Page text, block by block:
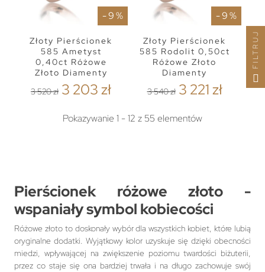
- 9 %
Złoty Pierścionek
585 Ametyst
0,40ct Różowe
Złoto Diamenty
3 520 zł 3 203 zł
- 9 %
Złoty Pierścionek
585 Rodolit 0,50ct
Różowe Złoto
Diamenty
3 540 zł 3 221 zł
Pokazywanie 1 - 12 z 55 elementów
Pierścionek różowe złoto -
wspaniały symbol kobiecości
Różowe złoto to doskonały wybór dla wszystkich kobiet, które lubią
oryginalne dodatki. Wyjątkowy kolor uzyskuje się dzięki obecności
miedzi, wpływającej na zwiększenie poziomu twardości biżuterii,
przez co staje się ona bardziej trwała i na długo zachowuje swój
FILTRUJ